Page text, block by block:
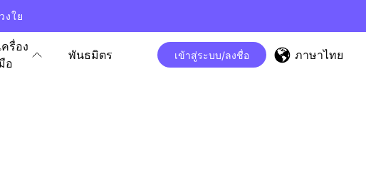
งใย
ครื่อง
อ
พันธมิตร เข้าสู่ระบบ/ลงชื่อ ภาษาไทย